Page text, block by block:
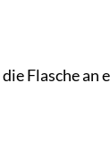
Flasche an